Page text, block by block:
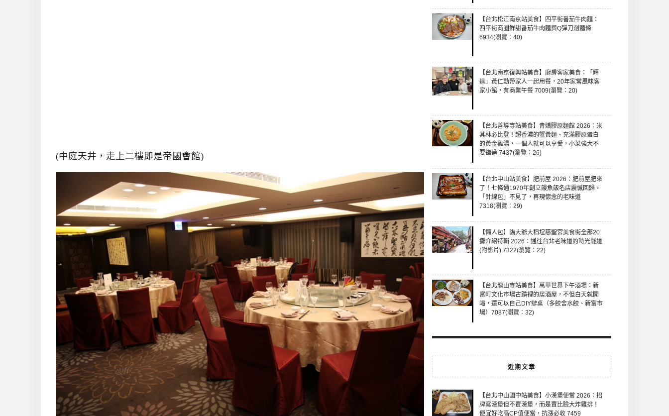
(中庭天井，走上二樓即是帝國會館)
【台北松江南京站美食】四平街番茄牛肉麵：
四平街商圈鮮甜番茄牛肉麵與Q彈刀削麵條
6934(瀏覽：40)
【台北南京復興站美食】廚房客家美食：「輝
達」黃仁勳帶家人一起用餐，20年家常風味客
家小館，有商業午餐 7009(瀏覽：20)
【台北善導寺站美食】青嬌膠原麵館 2026：米
其林必比登！超香濃的蟹黃麵、充滿膠原蛋白
的黃金雞湯，一個人就可以享受，小菜強大不
要錯過 7437(瀏覽：26)
【台北中山站美食】肥前屋 2026：肥前屋肥來
了！七條通1970年創立饅魚飯名店震憾回歸，
「針線包」不見了，再現懷念的老味道
7318(瀏覽：29)
【懶人包】貓大爺大稻埕慈聖宮美食街全部20
攤介紹特輯 2026：通往台北老味道的時光隧道
(附影片) 7322(瀏覽：22)
【台北龍山寺站美食】萬華世界下午酒場：新
富町文化市場古蹟裡的居酒屋，不但白天就開
喝，還可以自己DIY辦桌（多餃舍水餃、新富市
場）7087(瀏覽：32)
近期文章
【台北中山國中站美食】小漢堡便當 2026：招
牌寫漢堡但不賣漢堡，而是賣比臉大炸雞排！
便宜好吃高CP值便當，抗漲必收 7459